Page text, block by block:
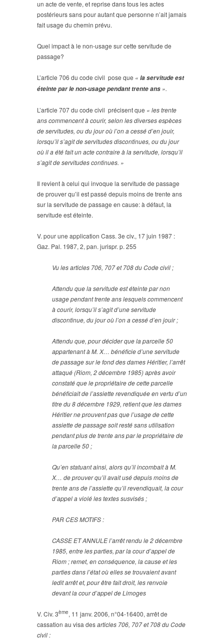
un acte de vente, et reprise dans tous les actes
postérieurs sans pour autant que personne n’ait jamais
fait usage du chemin prévu.
Quel impact à le non-usage sur cette servitude de
passage?
L’article 706 du code civil pose que « la servitude est
éteinte par le non-usage pendant trente ans ».
L’article 707 du code civil précisent que « les trente
ans commencent à courir, selon les diverses espèces
de servitudes, ou du jour où l’on a cessé d’en jouir,
lorsqu’il s’agit de servitudes discontinues, ou du jour
où il a été fait un acte contraire à la servitude, lorsqu’il
s’agit de servitudes continues. »
Il revient à celui qui invoque la servitude de passage
de prouver qu’il est passé depuis moins de trente ans
sur la servitude de passage en cause: à défaut, la
servitude est éteinte.
V. pour une application Cass. 3e civ., 17 juin 1987 :
Gaz. Pal. 1987, 2, pan. jurispr. p. 255
Vu les articles 706, 707 et 708 du Code civil ;
Attendu que la servitude est éteinte par non
usage pendant trente ans lesquels commencent
à courir, lorsqu’il s’agit d’une servitude
discontinue, du jour où l’on a cessé d’en jouir;
Attendu que, pour décider que la parcelle 50
appartenant à M. X… bénéficie d’une servitude
de passage sur le fond des dames Héritier, l’arrêt
attaqué (Riom, 2 décembre 1985) après avoir
constaté que le propriétaire de cette parcelle
bénéficiait de l’assiette revendiquée en vertu d’un
titre du 8 décembre 1929, retient que les dames
Héritier ne prouvent pas que l’usage de cette
assiette de passage soit resté sans utilisation
pendant plus de trente ans par le propriétaire de
la parcelle 50 ;
Qu’en statuant ainsi, alors qu’il incombait à M.
X… de prouver qu’il avait usé depuis moins de
trente ans de l’assiette qu’il revendiquait, la cour
d’appel a violé les textes susvisés ;
PAR CES MOTIFS :
CASSE ET ANNULE l’arrêt rendu le 2 décembre
1985, entre les parties, par la cour d’appel de
Riom ; remet, en conséquence, la cause et les
parties dans l’état où elles se trouvaient avant
ledit arrêt et, pour être fait droit, les renvoie
devant la cour d’appel de Limoges
V. Civ. 3ème, 11 janv. 2006, n°04-16400, arrêt de
cassation au visa desarticles 706, 707 et 708 du Code
civil :